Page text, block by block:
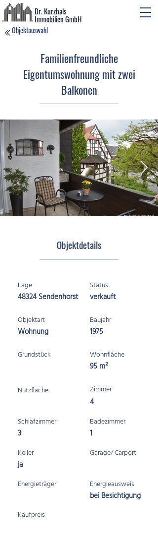
Dr. Kurzhals
Immobilien GmbH
Objektauswahl
Familienfreundliche
Eigentumswohnung mit zwei
Balkonen
Objektdetails
Lage Status
48324 Sendenhorst verkauft
Objektart Baujahr
Wohnung 1975
Grundstück Wohnfläche
95 m²
Nutzfläche Zimmer
4
Schlafzimmer Badezimmer
3 1
Keller Garage/ Carport
ja
Energieträger Energieausweis
bei Besichtigung
Kaufpreis